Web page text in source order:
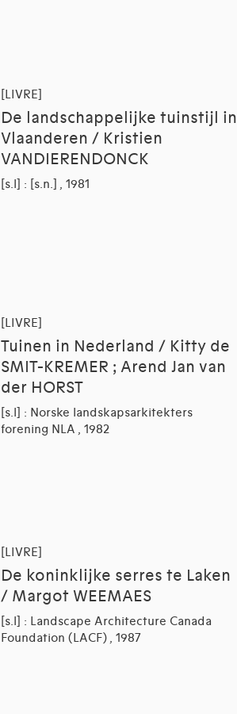
[LIVRE]
De landschappelijke tuinstijl in
Vlaanderen / Kristien
VANDIERENDONCK
[s.l] : [s.n.] , 1981
[LIVRE]
Tuinen in Nederland / Kitty de
SMIT-KREMER ; Arend Jan van
der HORST
[s.l] : Norske landskapsarkitekters
forening NLA , 1982
[LIVRE]
De koninklijke serres te Laken
/ Margot WEEMAES
[s.l] : Landscape Architecture Canada
Foundation (LACF) , 1987